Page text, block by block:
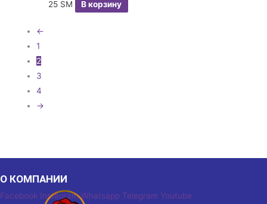
25 ЅМ В корзину
←
1
2
3
4
→
О КОМПАНИИ
Facebook Instagram Whatsapp Telegram Youtube